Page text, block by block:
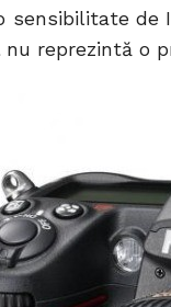
de
reprezintă o